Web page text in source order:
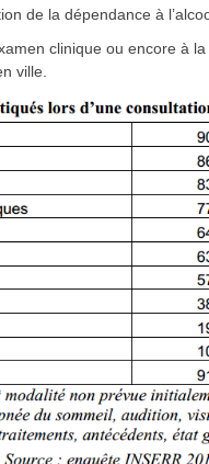
de la dépendance à
clinique ou encore à
ville.